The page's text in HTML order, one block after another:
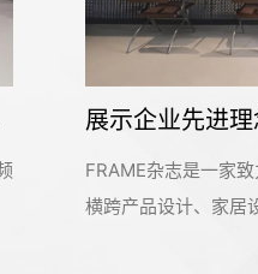
万科未来城是青岛老
为周边商圈和老城区